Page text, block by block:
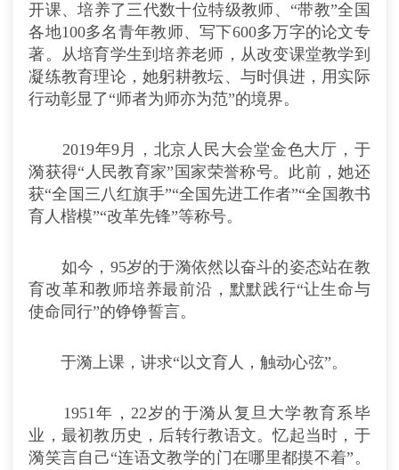
开课、培养了三代数十位特级教师、“带教”全国
各地100多名青年教师、写下600多万字的论文专
著。从培育学生到培养老师，从改变课堂教学到
凝练教育理论，她躬耕教坛、与时俱进，用实际
行动彰显了“师者为师亦为范”的境界。
2019年9月，北京人民大会堂金色大厅，于
漪获得“人民教育家”国家荣誉称号。此前，她还
获“全国三八红旗手”“全国先进工作者”“全国教书
育人楷模”“改革先锋”等称号。
如今，95岁的于漪依然以奋斗的姿态站在教
育改革和教师培养最前沿，默默践行“让生命与
使命同行”的铮铮誓言。
于漪上课，讲求“以文育人，触动心弦”。
1951年，22岁的于漪从复旦大学教育系毕
业，最初教历史，后转行教语文。忆起当时，于
漪笑言自己“连语文教学的门在哪里都摸不着”。